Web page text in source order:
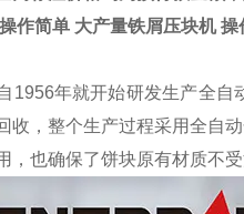
作简单 大产量铁屑压块机 操
1956年就开始研发生产全
收，整个生产过程采用全自
，也确保了饼块原有材质不